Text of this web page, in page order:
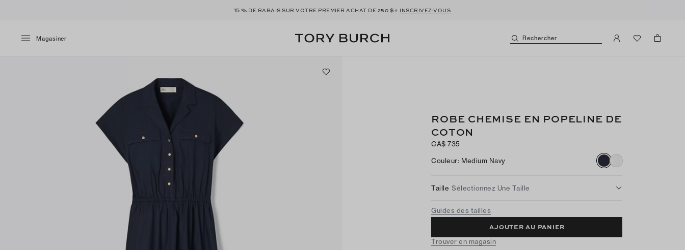
15 % DE RABAIS SUR VOTRE PREMIER ACHAT DE 250 $+ INSCRIVEZ-VOUS
Magasiner Rechercher
ROBE CHEMISE EN POPELINE DE
COTON
CA$ 735
Couleur: Medium Navy
Taille Sélectionnez Une Taille
Guides des tailles
AJOUTER AU PANIER
Trouver en magasin